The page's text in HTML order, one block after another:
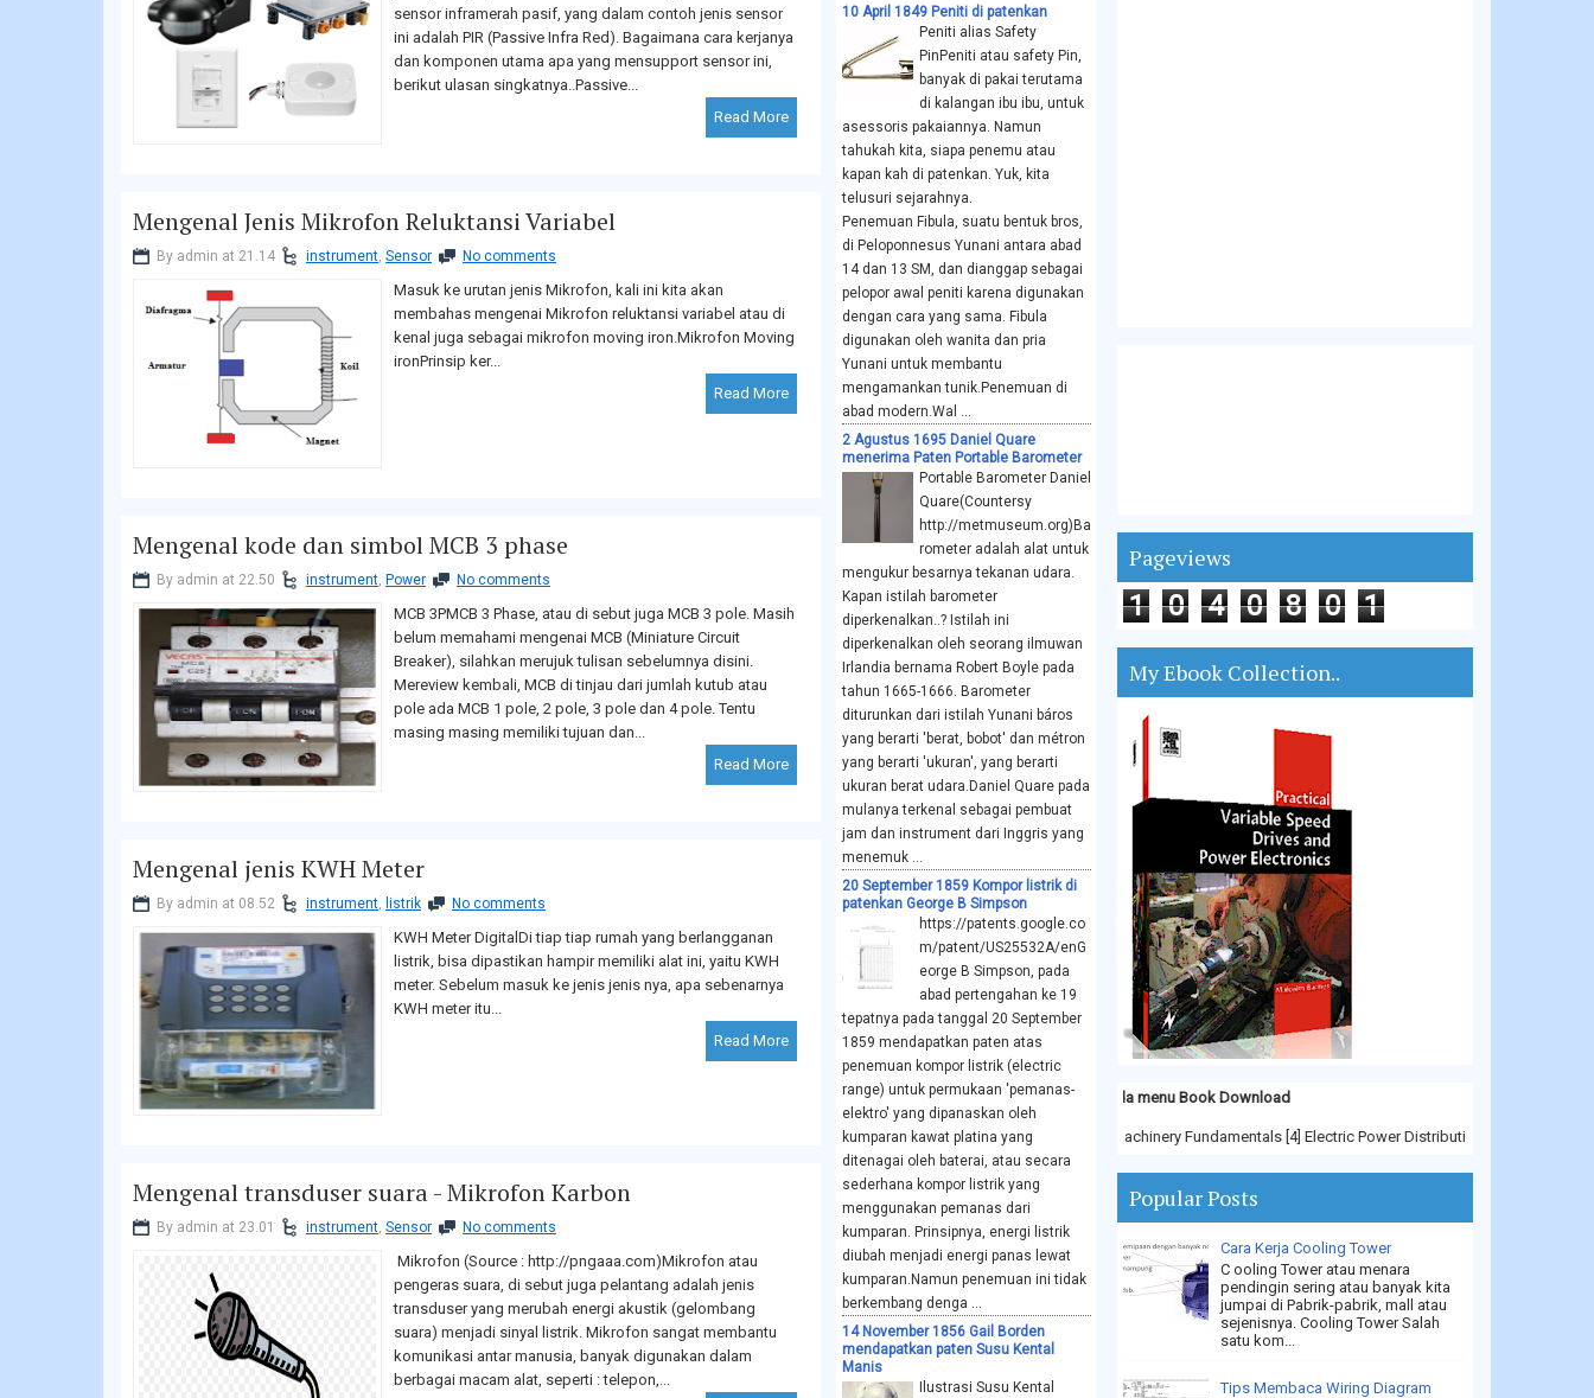
sensor inframerah pasif, yang dalam contoh jenis sensor
ini adalah PIR (Passive Infra Red). Bagaimana cara kerjanya
dan komponen utama apa yang mensupport sensor ini,
berikut ulasan singkatnya..Passive...
Read More
Mengenal Jenis Mikrofon Reluktansi Variabel
By admin at 21.14 instrument Sensor No comments
Masuk ke urutan jenis Mikrofon, kali ini kita akan
membahas mengenai Mikrofon reluktansi variabel atau di
kenal juga sebagai mikrofon moving iron.Mikrofon Moving
ironPrinsip ker...
Read More
Mengenal kode dan simbol MCB 3 phase
By admin at 22.50 instrument Power No comments
MCB 3PMCB 3 Phase, atau di sebut juga MCB 3 pole. Masih
belum memahami mengenai MCB (Miniature Circuit
Breaker), silahkan merujuk tulisan sebelumnya disini.
Mereview kembali, MCB di tinjau dari jumlah kutub atau
pole ada MCB 1 pole, 2 pole, 3 pole dan 4 pole. Tentu
masing masing memiliki tujuan dan...
Read More
Mengenal jenis KWH Meter
By admin at 08.52 instrument listrik No comments
KWH Meter DigitalDi tiap tiap rumah yang berlangganan
listrik, bisa dipastikan hampir memiliki alat ini, yaitu KWH
meter. Sebelum masuk ke jenis jenis nya, apa sebenarnya
KWH meter itu...
Read More
Mengenal transduser suara - Mikrofon Karbon
By admin at 23.01 instrument Sensor No comments
Mikrofon (Source : http://pngaaa.com)Mikrofon atau
pengeras suara, di sebut juga pelantang adalah jenis
transduser yang merubah energi akustik (gelombang
suara) menjadi sinyal listrik. Mikrofon sangat membantu
komunikasi antar manusia, banyak digunakan dalam
berbagai macam alat, seperti : telepon,...
10 April 1849 Peniti di patenkan
Peniti alias Safety
PinPeniti atau safety Pin,
banyak di pakai terutama
di kalangan ibu ibu, untuk
asessoris pakaiannya. Namun
tahukah kita, siapa penemu atau
kapan kah di patenkan. Yuk, kita
telusuri sejarahnya.
Penemuan Fibula, suatu bentuk bros,
di Peloponnesus Yunani antara abad
14 dan 13 SM, dan dianggap sebagai
pelopor awal peniti karena digunakan
dengan cara yang sama. Fibula
digunakan oleh wanita dan pria
Yunani untuk membantu
mengamankan tunik.Penemuan di
abad modern.Wal ...
2 Agustus 1695 Daniel Quare
menerima Paten Portable Barometer
Portable Barometer Daniel
Quare(Countersy
http://metmuseum.org)Ba
rometer adalah alat untuk
mengukur besarnya tekanan udara.
Kapan istilah barometer
diperkenalkan..? Istilah ini
diperkenalkan oleh seorang ilmuwan
Irlandia bernama Robert Boyle pada
tahun 1665-1666. Barometer
diturunkan dari istilah Yunani báros
yang berarti 'berat, bobot' dan métron
yang berarti 'ukuran', yang berarti
ukuran berat udara.Daniel Quare pada
mulanya terkenal sebagai pembuat
jam dan instrument dari Inggris yang
menemuk ...
20 September 1859 Kompor listrik di
patenkan George B Simpson
https://patents.google.co
m/patent/US25532A/enG
eorge B Simpson, pada
abad pertengahan ke 19
tepatnya pada tanggal 20 September
1859 mendapatkan paten atas
penemuan kompor listrik (electric
range) untuk permukaan 'pemanas-
elektro' yang dipanaskan oleh
kumparan kawat platina yang
ditenagai oleh baterai, atau secara
sederhana kompor listrik yang
menggunakan pemanas dari
kumparan. Prinsipnya, energi listrik
diubah menjadi energi panas lewat
kumparan.Namun penemuan ini tidak
berkembang denga ...
14 November 1856 Gail Borden
mendapatkan paten Susu Kental
Manis
Ilustrasi Susu Kental
Pageviews
1 0 4 0 8 0 1
My Ebook Collection..
Download gratis ebook koleksi seputar electrical and electronic Engineering pada menu Book Download
[1] Dielectrics in Electric Fields [2] Electric Machinery [3] Electric Machinery Fundamentals [4] Electric Power Distribution Equipment and
Popular Posts
Cara Kerja Cooling Tower
C ooling Tower atau menara
pendingin sering atau banyak kita
jumpai di Pabrik-pabrik, mall atau
sejenisnya. Cooling Tower Salah
satu kom...
Tips Membaca Wiring Diagram